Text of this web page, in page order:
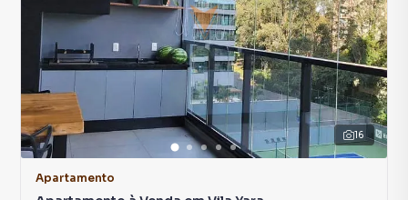
16
Apartamento